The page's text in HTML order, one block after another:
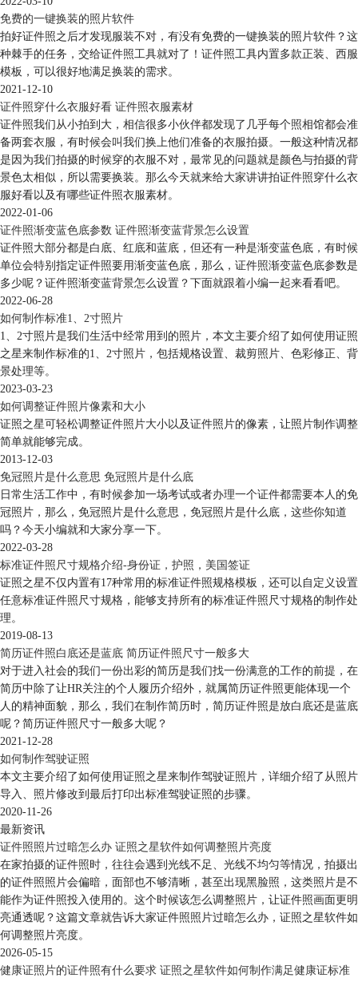
免费的一键换装的照片软件
拍好证件照之后才发现服装不对，有没有免费的一键换装的照片软件？这
种棘手的任务，交给证件照工具就对了！证件照工具内置多款正装、西服
模板，可以很好地满足换装的需求。
2021-12-10
证件照穿什么衣服好看 证件照衣服素材
证件照我们从小拍到大，相信很多小伙伴都发现了几乎每个照相馆都会准
备两套衣服，有时候会叫我们换上他们准备的衣服拍摄。一般这种情况都
是因为我们拍摄的时候穿的衣服不对，最常见的问题就是颜色与拍摄的背
景色太相似，所以需要换装。那么今天就来给大家讲讲拍证件照穿什么衣
服好看以及有哪些证件照衣服素材。
2022-01-06
证件照渐变蓝色底参数 证件照渐变蓝背景怎么设置
证件照大部分都是白底、红底和蓝底，但还有一种是渐变蓝色底，有时候
单位会特别指定证件照要用渐变蓝色底，那么，证件照渐变蓝色底参数是
多少呢？证件照渐变蓝背景怎么设置？下面就跟着小编一起来看看吧。
2022-06-28
如何制作标准1、2寸照片
1、2寸照片是我们生活中经常用到的照片，本文主要介绍了如何使用证照
之星来制作标准的1、2寸照片，包括规格设置、裁剪照片、色彩修正、背
景处理等。
2023-03-23
如何调整证件照片像素和大小
证照之星可轻松调整证件照片大小以及证件照片的像素，让照片制作调整
简单就能够完成。
2013-12-03
免冠照片是什么意思 免冠照片是什么底
日常生活工作中，有时候参加一场考试或者办理一个证件都需要本人的免
冠照片，那么，免冠照片是什么意思，免冠照片是什么底，这些你知道
吗？今天小编就和大家分享一下。
2022-03-28
标准证件照尺寸规格介绍-身份证，护照，美国签证
证照之星不仅内置有17种常用的标准证件照规格模板，还可以自定义设置
任意标准证件照尺寸规格，能够支持所有的标准证件照尺寸规格的制作处
理。
2019-08-13
简历证件照白底还是蓝底 简历证件照尺寸一般多大
对于进入社会的我们一份出彩的简历是我们找一份满意的工作的前提，在
简历中除了让HR关注的个人履历介绍外，就属简历证件照更能体现一个
人的精神面貌，那么，我们在制作简历时，简历证件照是放白底还是蓝底
呢？简历证件照尺寸一般多大呢？
2021-12-28
如何制作驾驶证照
本文主要介绍了如何使用证照之星来制作驾驶证照片，详细介绍了从照片
导入、照片修改到最后打印出标准驾驶证照的步骤。
2020-11-26
最新资讯
证件照照片过暗怎么办 证照之星软件如何调整照片亮度
在家拍摄的证件照时，往往会遇到光线不足、光线不均匀等情况，拍摄出
的证件照照片会偏暗，面部也不够清晰，甚至出现黑脸照，这类照片是不
能作为证件照投入使用的。这个时候该怎么调整照片，让证件照画面更明
亮通透呢？这篇文章就告诉大家证件照照片过暗怎么办，证照之星软件如
何调整照片亮度。
2026-05-15
健康证照片的证件照有什么要求 证照之星软件如何制作满足健康证标准